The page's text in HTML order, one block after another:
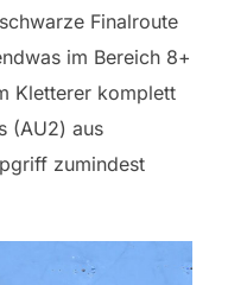
Finalroute
im Bereich 8+
Kletterer komplett
(AU2) aus
zumindest